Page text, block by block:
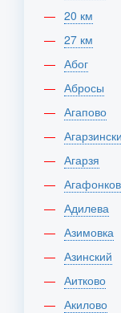
20 км
27 км
Абог
Абросы
Агапово
Агарзя
Адилева
Азимовка
Азинский
Аитково
Акилово